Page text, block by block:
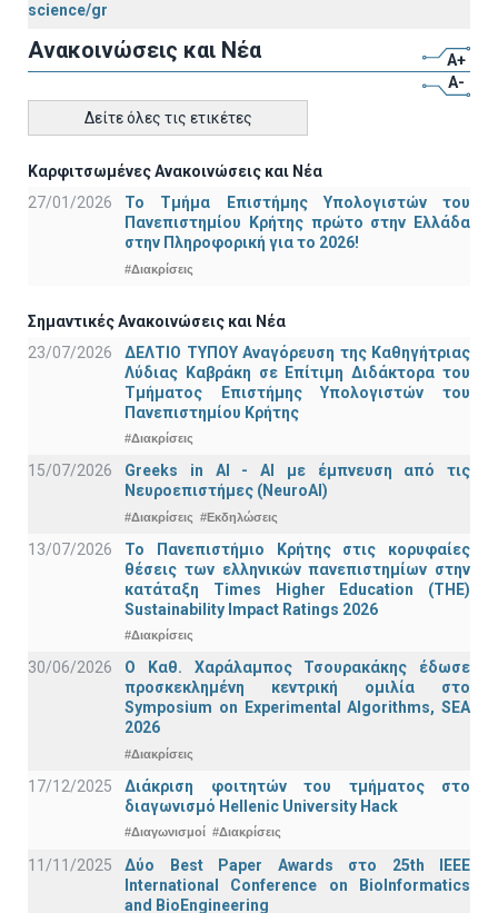
science/gr
Ανακοινώσεις και Νέα
A+
A-
Δείτε όλες τις ετικέτες
Καρφιτσωμένες Ανακοινώσεις και Νέα
27/01/2026
Το Τμήμα Επιστήμης Υπολογιστών του
Πανεπιστημίου Κρήτης πρώτο στην Ελλάδα
στην Πληροφορική για το 2026!
#Διακρίσεις
Σημαντικές Ανακοινώσεις και Νέα
23/07/2026
ΔΕΛΤΙΟ ΤΥΠΟΥ Αναγόρευση της Καθηγήτριας
Λύδιας Καβράκη σε Επίτιμη Διδάκτορα του
Τμήματος Επιστήμης Υπολογιστών του
Πανεπιστημίου Κρήτης
#Διακρίσεις
15/07/2026
Greeks in AI - ΑΙ με έμπνευση από τις
Νευροεπιστήμες (NeuroAI)
#Διακρίσεις #Εκδηλώσεις
13/07/2026
Το Πανεπιστήμιο Κρήτης στις κορυφαίες
θέσεις των ελληνικών πανεπιστημίων στην
κατάταξη Times Higher Education (ΤΗΕ)
Sustainability Impact Ratings 2026
#Διακρίσεις
30/06/2026
Ο Καθ. Χαράλαμπος Τσουρακάκης έδωσε
προσκεκλημένη κεντρική ομιλία στο
Symposium on Experimental Algorithms, SEA
2026
#Διακρίσεις
17/12/2025
Διάκριση φοιτητών του τμήματος στο
διαγωνισμό Hellenic University Hack
#Διαγωνισμοί #Διακρίσεις
11/11/2025
Δύο Best Paper Awards στο 25th IEEE
International Conference on BioInformatics
and BioEngineering